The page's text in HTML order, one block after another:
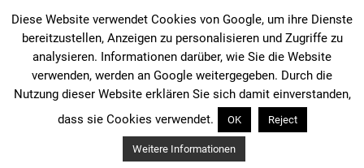
Inhalt
springen
Diese Website verwendet Cookies von Google, um ihre Dienste
bereitzustellen, Anzeigen zu personalisieren und Zugriffe zu
analysieren. Informationen darüber, wie Sie die Website
verwenden, werden an Google weitergegeben. Durch die
Nutzung dieser Website erklären Sie sich damit einverstanden,
dass sie Cookies verwendet.
OK Reject
Weitere Informationen